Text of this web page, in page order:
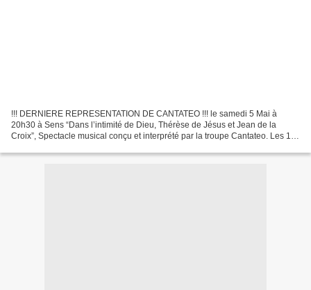
!!! DERNIERE REPRESENTATION DE CANTATEO !!! le samedi 5 Mai à
20h30 à Sens “Dans l’intimité de Dieu, Thérèse de Jésus et Jean de la
Croix”, Spectacle musical conçu et interprété par la troupe Cantateo. Les 19